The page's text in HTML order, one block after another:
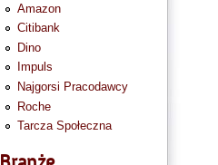
Amazon
Citibank
Dino
Impuls
Najgorsi Pracodawcy
Roche
Tarcza Społeczna